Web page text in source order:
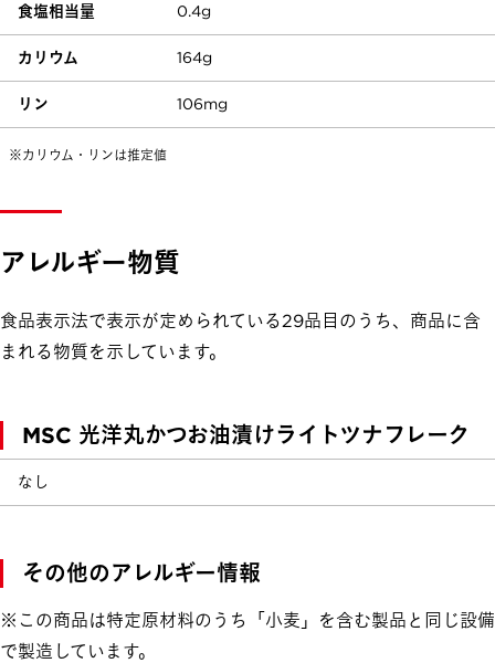
食塩相当量 0.4g
カリウム 164g
リン 106mg
※カリウム・リンは推定値
アレルギー物質
食品表示法で表示が定められている29品目のうち、商品に含
まれる物質を示しています。
MSC 光洋丸かつお油漬けライトツナフレーク
なし
その他のアレルギー情報
※この商品は特定原材料のうち「小麦」を含む製品と同じ設備
で製造しています。